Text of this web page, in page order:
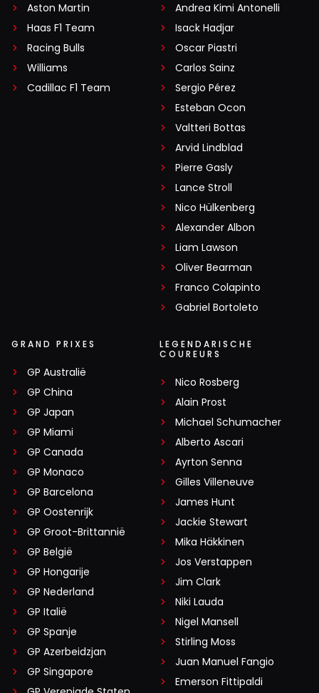
Aston Martin
Haas F1 Team
Racing Bulls
Williams
Cadillac F1 Team
Andrea Kimi Antonelli
Isack Hadjar
Oscar Piastri
Carlos Sainz
Sergio Pérez
Esteban Ocon
Valtteri Bottas
Arvid Lindblad
Pierre Gasly
Lance Stroll
Nico Hülkenberg
Alexander Albon
Liam Lawson
Oliver Bearman
Franco Colapinto
Gabriel Bortoleto
GRAND PRIXES
GP Australië
GP China
GP Japan
GP Miami
GP Canada
GP Monaco
GP Barcelona
GP Oostenrijk
GP Groot-Brittannië
GP België
GP Hongarije
GP Nederland
GP Italië
GP Spanje
GP Azerbeidzjan
GP Singapore
LEGENDARISCHE
COUREURS
Nico Rosberg
Alain Prost
Michael Schumacher
Alberto Ascari
Ayrton Senna
Gilles Villeneuve
James Hunt
Jackie Stewart
Mika Häkkinen
Jos Verstappen
Jim Clark
Niki Lauda
Nigel Mansell
Stirling Moss
Juan Manuel Fangio
Emerson Fittipaldi